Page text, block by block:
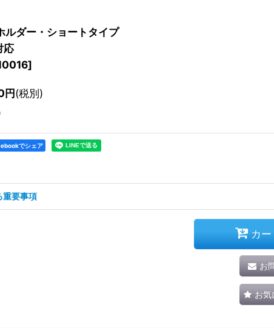
ルダー・ショートタイプ
応
]
円(税別)
でシェア
重要事項
カ
お
お気